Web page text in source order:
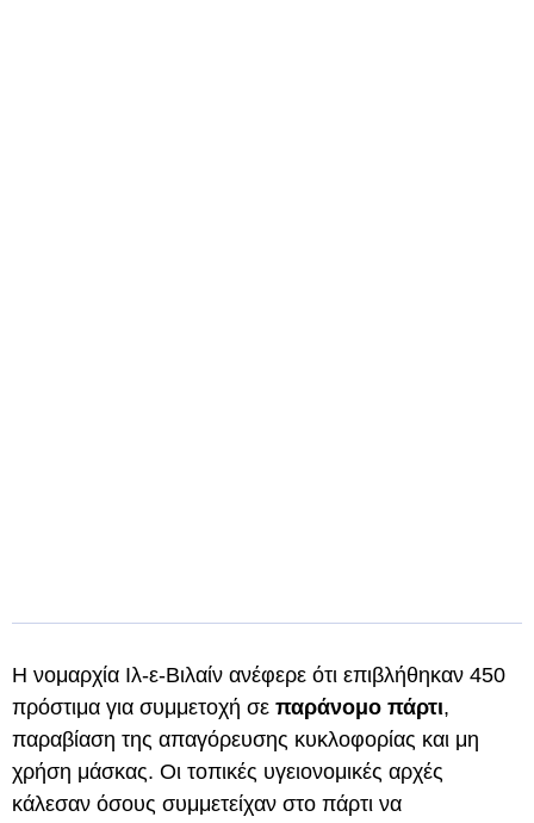
H νομαρχία Ιλ-ε-Βιλαίν ανέφερε ότι επιβλήθηκαν 450
πρόστιμα για συμμετοχή σε παράνομο πάρτι,
παραβίαση της απαγόρευσης κυκλοφορίας και μη
χρήση μάσκας. Οι τοπικές υγειονομικές αρχές
κάλεσαν όσους συμμετείχαν στο πάρτι να